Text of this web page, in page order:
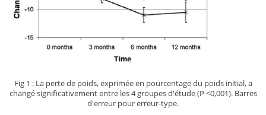
Fig 1 : La perte de poids, exprimée en pourcentage du poids initial, a
changé significativement entre les 4 groupes d'étude (P <0,001). Barres
d'erreur pour erreur-type.